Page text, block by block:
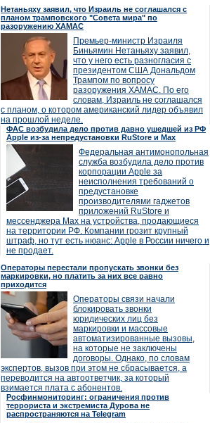
Нетаньяху заявил, что Израиль не соглашался с
планом трамповского "Совета мира" по
разоружению ХАМАС
Премьер-министр Израиля
Биньямин Нетаньяху заявил,
что у него есть разногласия с
президентом США Дональдом
Трампом по вопросу
разоружения ХАМАС. По его
словам, Израиль не соглашался
с планом, о котором американский лидер объявил
на прошлой неделе.
ФАС возбудила дело против давно ушедшей из РФ
Apple из-за непредустановки RuStore и Max
Федеральная антимонопольная
служба возбудила дело против
корпорации Apple за
неисполнения требований о
предустановке
производителями гаджетов
приложений RuStore и
мессенджера Max на устройства, продающиеся
на территории РФ. Компании грозит крупный
штраф, но тут есть нюанс: Apple в России ничего и
не продает.
Операторы перестали пропускать звонки без
маркировки, но платить за них все равно
приходится
Операторы связи начали
блокировать звонки
юридических лиц без
маркировки и массовые
автоматизированные вызовы,
на которые не заключены
договоры. Однако, по словам
экспертов, вызов при этом не сбрасывается, а
переводится на автоответчик, за который
взимается плата с абонентов.
Росфинмониторинг: ограничения против
террориста и экстремиста Дурова не
распространяются на Telegram